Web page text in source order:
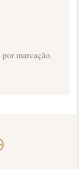
marcação.